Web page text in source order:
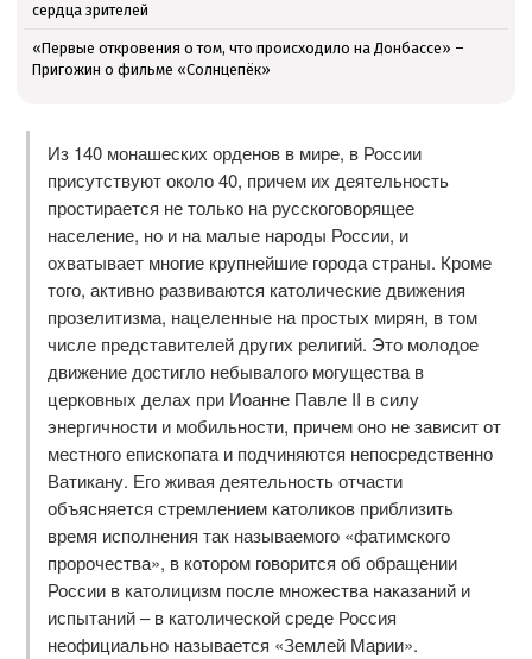
сердца зрителей
«Первые откровения о том, что происходило на Донбассе» –
Пригожин о фильме «Солнцепёк»
Из 140 монашеских орденов в мире, в России
присутствуют около 40, причем их деятельность
простирается не только на русскоговорящее
население, но и на малые народы России, и
охватывает многие крупнейшие города страны. Кроме
того, активно развиваются католические движения
прозелитизма, нацеленные на простых мирян, в том
числе представителей других религий. Это молодое
движение достигло небывалого могущества в
церковных делах при Иоанне Павле II в силу
энергичности и мобильности, причем оно не зависит от
местного епископата и подчиняются непосредственно
Ватикану. Его живая деятельность отчасти
объясняется стремлением католиков приблизить
время исполнения так называемого «фатимского
пророчества», в котором говорится об обращении
России в католицизм после множества наказаний и
испытаний – в католической среде Россия
неофициально называется «Землей Марии».